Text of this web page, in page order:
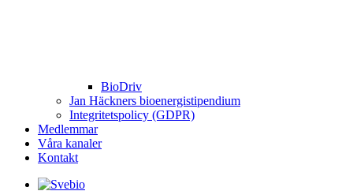
BioDriv
Jan Häckners bioenergistipendium
Integritetspolicy (GDPR)
Medlemmar
Våra kanaler
Kontakt